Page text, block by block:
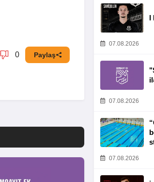
0 Paylaş
I
07.08.2026
07.08.2026
07.08.2026